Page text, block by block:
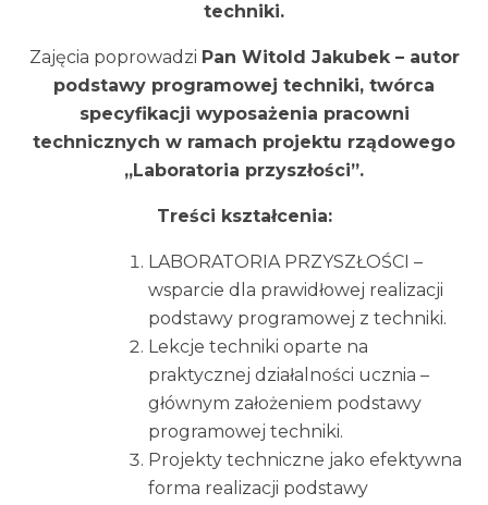
techniki.
Zajęcia poprowadzi Pan Witold Jakubek – autor
podstawy programowej techniki, twórca
specyfikacji wyposażenia pracowni
technicznych w ramach projektu rządowego
,,Laboratoria przyszłości”.
Treści kształcenia:
LABORATORIA PRZYSZŁOŚCI –
wsparcie dla prawidłowej realizacji
podstawy programowej z techniki.
Lekcje techniki oparte na
praktycznej działalności ucznia –
głównym założeniem podstawy
programowej techniki.
Projekty techniczne jako efektywna
forma realizacji podstawy